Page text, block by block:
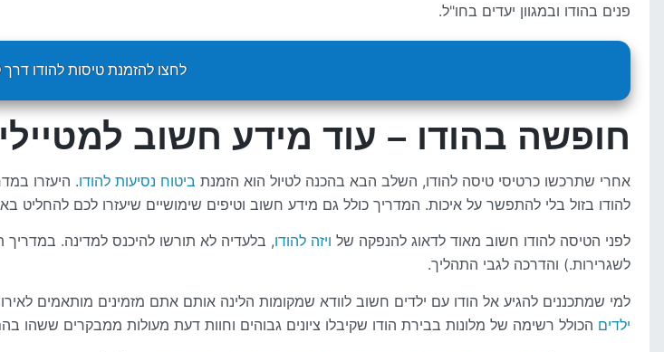
פנים בהודו ובמגוון יעדים בחו"ל.
לחצו להזמנת טיסות להודו דרך OMIO
חופשה בהודו – עוד מידע חשוב
אחרי שתרכשו כרטיסי טיסה להודו, השלב הבא בהכנה לטיול הוא הזמנת ביטוח נסיעות להודו. היעזרו
להודו בזול בלי להתפשר על איכות. המדריך כולל גם מידע חשוב וטיפים שימושיים שיעזרו לכם להחליט
לפני הטיסה להודו חשוב מאוד לדאוג להנפקה של ויזה להודו, בלעדיה לא תורשו להיכנס למדינה. במדריך
לשגרירות.) והדרכה לגבי התהליך.
למי שמתכננים להגיע אל הודו עם ילדים חשוב לוודא שמקומות הלינה אותם אתם מזמינים מותאמים
ילדים הכולל רשימה של מלונות בבירת הודו שקיבלו ציונים גבוהים וחוות דעת מעולות ממבקרים ששהו